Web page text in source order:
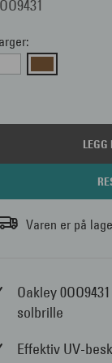
Varen er på
Oakley
solbrille
Effektiv UV-